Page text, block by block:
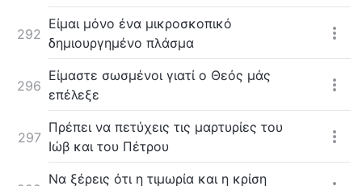
292
Είμαι μόνο ένα μικροσκοπικό
δημιουργημένο πλάσμα
296
Είμαστε σωσμένοι γιατί ο Θεός μάς
επέλεξε
297
Πρέπει να πετύχεις τις μαρτυρίες του
Ιώβ και του Πέτρου
Να ξέρεις ότι η τιμωρία και η κρίση